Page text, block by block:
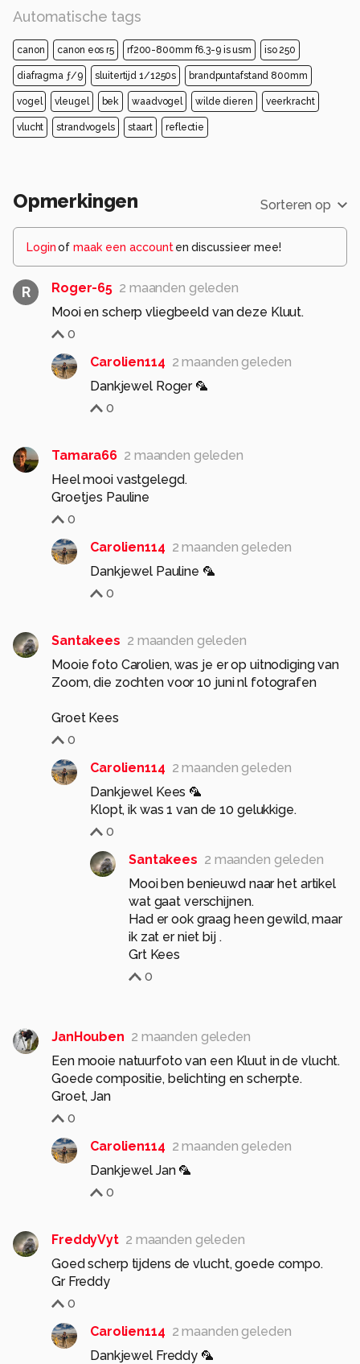
Automatische tags
canon canon eos r5 rf200-800mm f6.3-9 is usm iso 250
diafragma ƒ/9 sluitertijd 1/1250s brandpuntafstand 800mm
vogel vleugel bek waadvogel wilde dieren veerkracht
vlucht strandvogels staart reflectie
Opmerkingen Sorteren op
Loginof maak een account en discussieer mee!
R Roger-65 2 maanden geleden
Mooi en scherp vliegbeeld van deze Kluut.
0
Carolien114 2 maanden geleden
Dankjewel Roger 🦜
0
Tamara66 2 maanden geleden
Heel mooi vastgelegd.
Groetjes Pauline
0
Carolien114 2 maanden geleden
Dankjewel Pauline 🦜
0
Santakees 2 maanden geleden
Mooie foto Carolien, was je er op uitnodiging van
Zoom, die zochten voor 10 juni nl fotografen
Groet Kees
0
Carolien114 2 maanden geleden
Dankjewel Kees 🦜
Klopt, ik was 1 van de 10 gelukkige.
0
Santakees 2 maanden geleden
Mooi ben benieuwd naar het artikel
wat gaat verschijnen.
Had er ook graag heen gewild, maar
ik zat er niet bij .
Grt Kees
0
JanHouben 2 maanden geleden
Een mooie natuurfoto van een Kluut in de vlucht.
Goede compositie, belichting en scherpte.
Groet, Jan
0
Carolien114 2 maanden geleden
Dankjewel Jan 🦜
0
FreddyVyt 2 maanden geleden
Goed scherp tijdens de vlucht, goede compo.
Gr Freddy
0
Carolien114 2 maanden geleden
Dankjewel Freddy 🦜